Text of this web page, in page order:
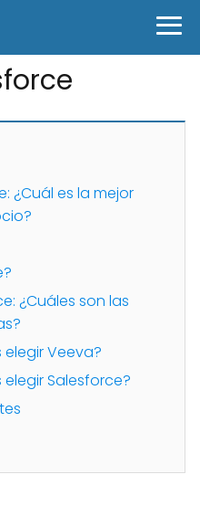
¿Cuál es la mejor
¿Cuáles son las
Veeva?
Salesforce?